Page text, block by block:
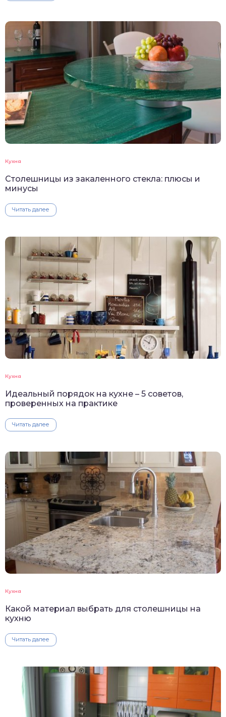
Кухня
Столешницы из закаленного стекла: плюсы и
минусы
Читать далее
Кухня
Идеальный порядок на кухне – 5 советов,
проверенных на практике
Читать далее
Кухня
Какой материал выбрать для столешницы на
кухню
Читать далее